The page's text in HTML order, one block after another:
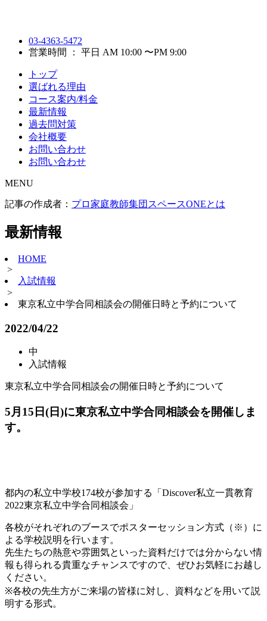
03-4363-5472
営業時間 ： 平日 AM 10:00 〜PM 9:00
トップ
選ばれる理由
コース案内/料金
最新情報
過去問対策
会社概要
お問い合わせ
お問い合わせ
MENU
記事の作成者： プロ家庭教師集団スペースONEとは
最新情報
HOME
>
入試情報
>
東京私立中学合同相談会の開催日時と予約について
2022/04/22
中
入試情報
東京私立中学合同相談会の開催日時と予約について
5月15日(日)に東京私立中学合同相談会を開催しま
す。
都内の私立中学校174校が参加する「Discover私立一貫教育
2022東京私立中学合同相談会」
各校がそれぞれのブースでポスターセッション方式（※）に
よる学校説明を行います。
先生たちの熱意や雰囲気といった資料だけでは分からない情
報も得られる貴重なチャンスですので、ぜひお気軽にお越し
ください。
※各校の先生方がご来場の皆様に対し、資料などを用いて説
明する形式。